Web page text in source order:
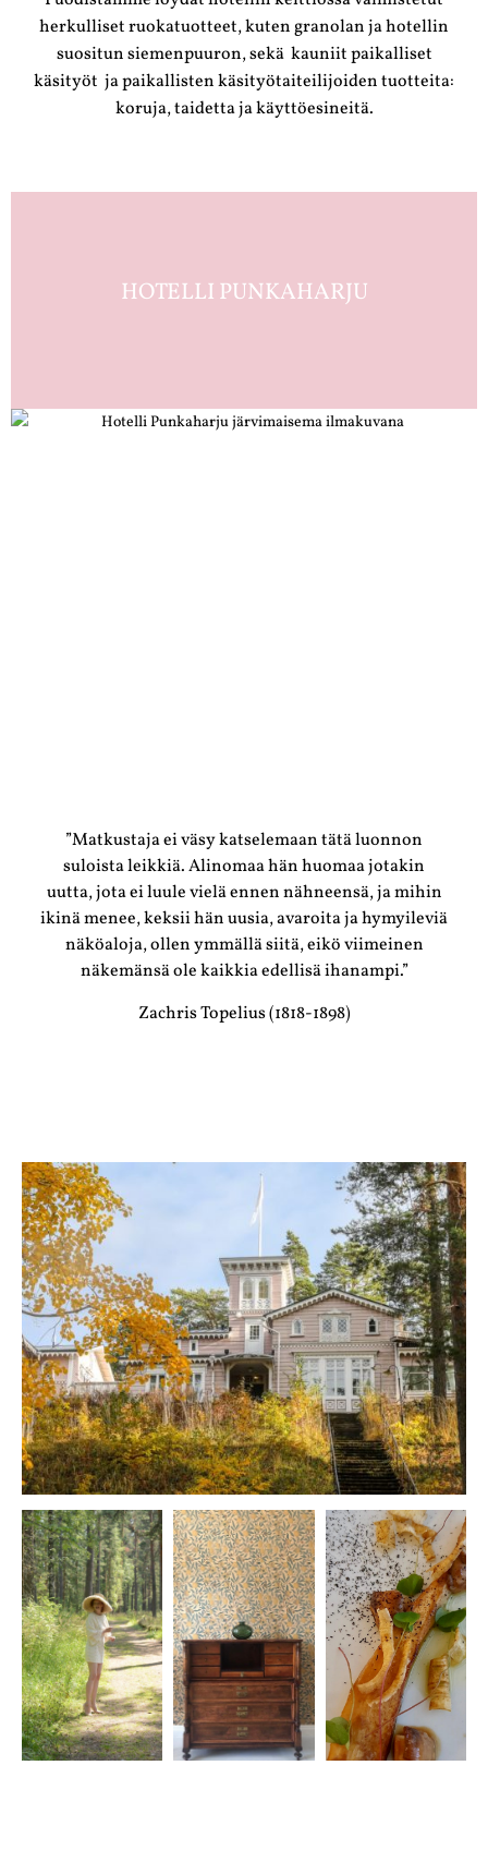
herkulliset ruokatuotteet, kuten granolan ja hotellin
suositun siemenpuuron, sekä kauniit paikalliset
käsityöt ja paikallisten käsityötaiteilijoiden tuotteita:
koruja, taidetta ja käyttöesineitä.
HOTELLI PUNKAHARJU
”Matkustaja ei väsy katselemaan tätä luonnon
suloista leikkiä. Alinomaa hän huomaa jotakin
uutta, jota ei luule vielä ennen nähneensä, ja mihin
ikinä menee, keksii hän uusia, avaroita ja hymyileviä
näköaloja, ollen ymmällä siitä, eikö viimeinen
näkemänsä ole kaikkia edellisä ihanampi.”
Zachris Topelius (1818-1898)